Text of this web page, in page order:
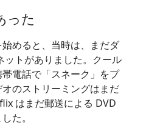
った
めると、当時は、まだダ
ットがありました。クール
電話で「スネーク」をプ
のストリーミングはまだ
はまだ郵送による DVD
た。